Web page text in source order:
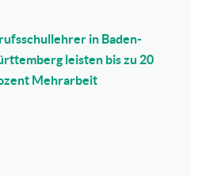
in Baden-
leisten bis zu 20
Mehrarbeit